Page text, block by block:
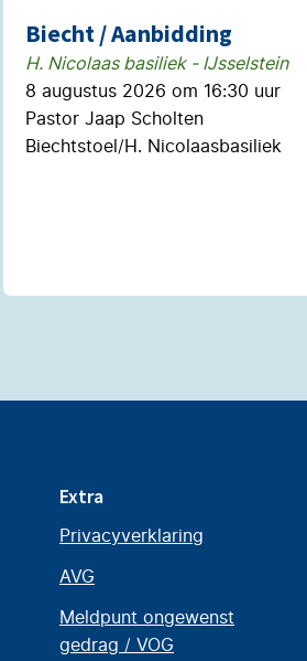
Biecht / Aanbidding
H. Nicolaas basiliek - IJsselstein
8 augustus 2026 om 16:30 uur
Pastor Jaap Scholten
Biechtstoel/H. Nicolaasbasiliek
Extra
Privacyverklaring
AVG
Meldpunt ongewenst
gedrag / VOG